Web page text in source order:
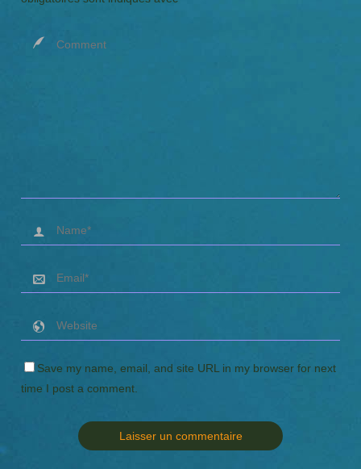
Save my name, email, and site URL in my browser for next
time I post a comment.